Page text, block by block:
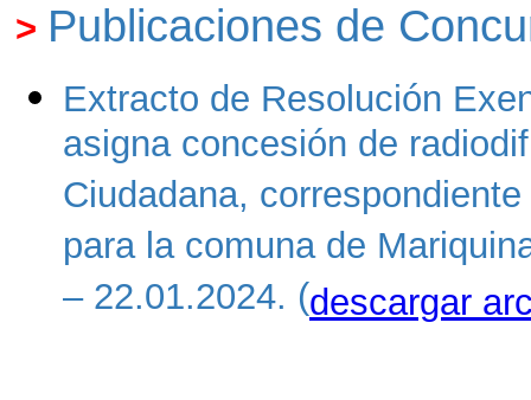
> Publicaciones de
Extracto de Resolución
asigna concesión de
Ciudadana,
para la comuna de
– 22.01.2024. (descargar